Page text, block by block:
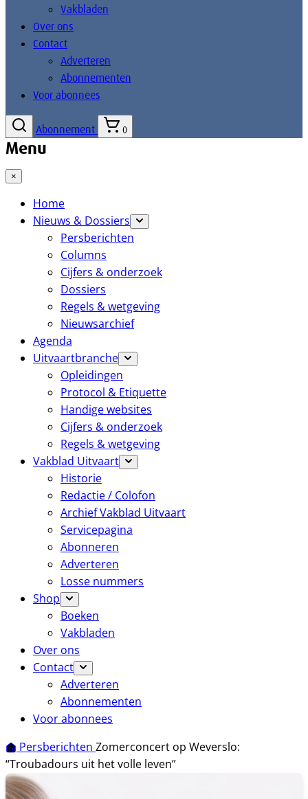
Vakbladen
Over ons
Contact
Adverteren
Abonnementen
Voor abonnees
Abonnement 0
Menu
×
Home
Nieuws & Dossiers
Persberichten
Columns
Cijfers & onderzoek
Dossiers
Regels & wetgeving
Nieuwsarchief
Agenda
Uitvaartbranche
Opleidingen
Protocol & Etiquette
Handige websites
Cijfers & onderzoek
Regels & wetgeving
Vakblad Uitvaart
Historie
Redactie / Colofon
Archief Vakblad Uitvaart
Servicepagina
Abonneren
Adverteren
Losse nummers
Shop
Boeken
Vakbladen
Over ons
Contact
Adverteren
Abonnementen
Voor abonnees
Persberichten Zomerconcert op Weverslo:
“Troubadours uit het volle leven”